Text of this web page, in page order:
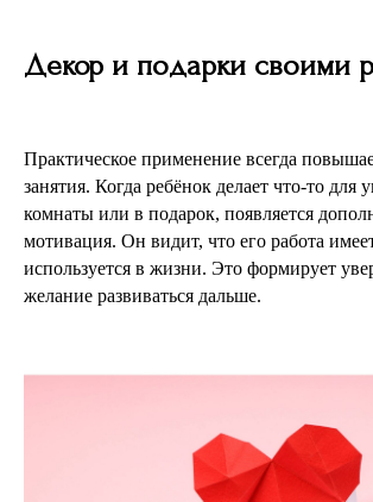
Декор и подарки своими
Практическое применение всегда
занятия. Когда ребёнок делает что-то для
комнаты или в подарок, появляется
мотивация. Он видит, что его работа
используется в жизни. Это формирует
желание развиваться дальше.